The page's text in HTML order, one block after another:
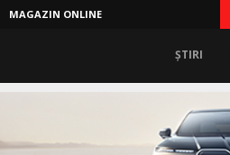
MAGAZIN ONLINE
ȘTIRI